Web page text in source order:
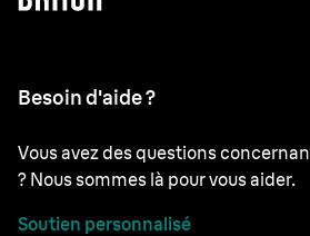
Besoin d'aide ?
Vous avez des questions
? Nous sommes là pour vous aider.
Soutien personnalisé